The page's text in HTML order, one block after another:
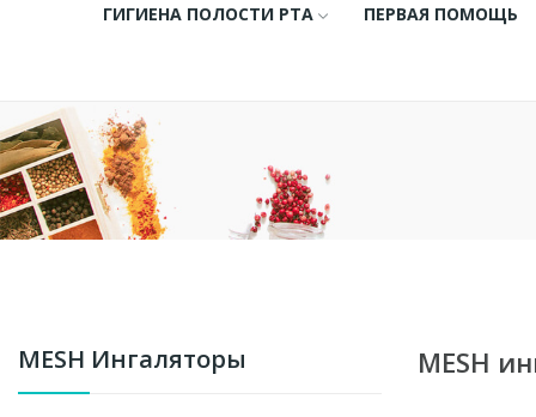
ГИГИЕНА ПОЛОСТИ РТА
ПЕРВАЯ ПОМОЩЬ
MESH Ингаляторы MESH